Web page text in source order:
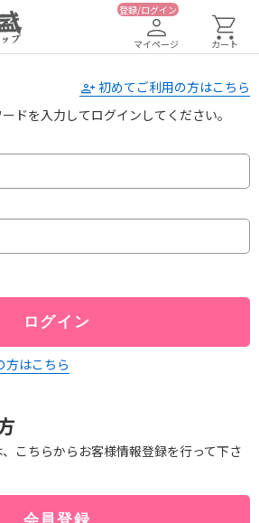
登録/ログイン
マイページ カート
初めてご利用の方はこちら
ドを入力してログインしてください。
方はこちら
こちらからお客様情報登録を行って下さ